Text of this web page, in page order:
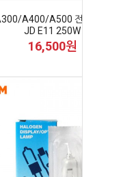
A400/A500 전용 모델링램프
JD E11 250W
16,500원